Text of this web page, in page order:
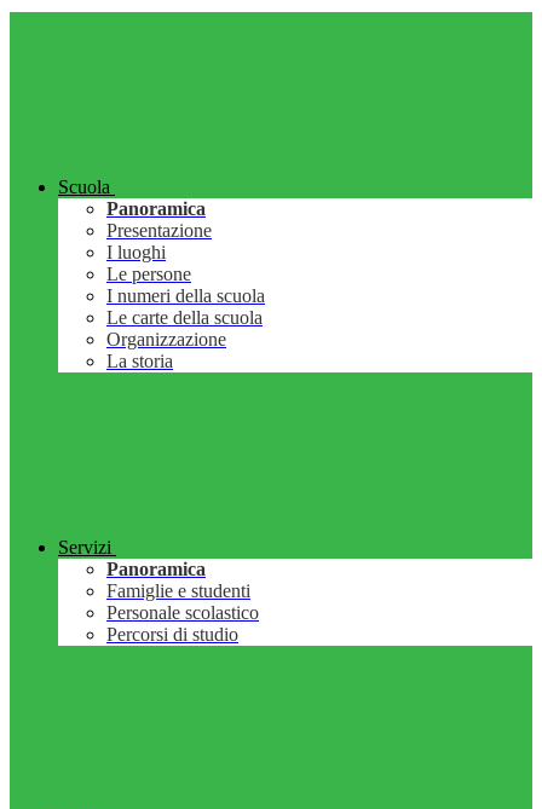
Scuola
Panoramica
Presentazione
I luoghi
Le persone
I numeri della scuola
Le carte della scuola
Organizzazione
La storia
Servizi
Panoramica
Famiglie e studenti
Personale scolastico
Percorsi di studio